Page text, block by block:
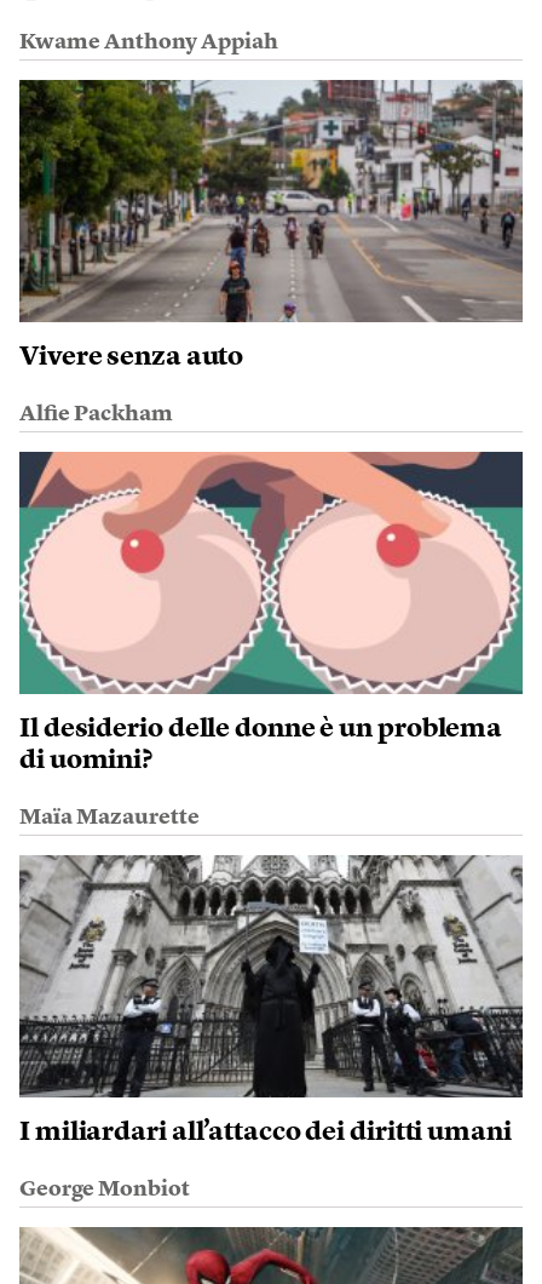
Kwame Anthony Appiah
Vivere senza auto
Alfie Packham
Il desiderio delle donne è un problema
di uomini?
Maïa Mazaurette
I miliardari all’attacco dei diritti umani
George Monbiot